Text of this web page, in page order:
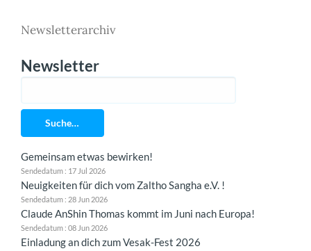
Newsletterarchiv
Newsletter
Suche…
Gemeinsam etwas bewirken!
Sendedatum : 17 Jul 2026
Neuigkeiten für dich vom Zaltho Sangha e.V. !
Sendedatum : 28 Jun 2026
Claude AnShin Thomas kommt im Juni nach Europa!
Sendedatum : 08 Jun 2026
Einladung an dich zum Vesak-Fest 2026